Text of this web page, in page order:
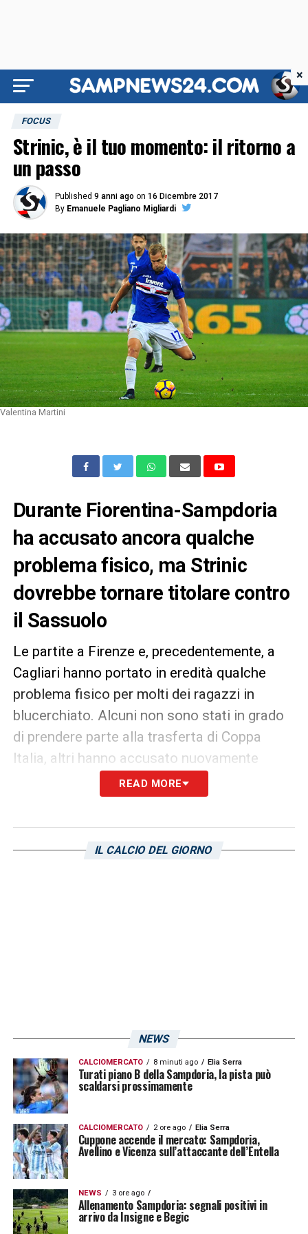
FOCUS
Strinic, è il tuo momento: il ritorno a
un passo
Published 9 anni ago on 16 Dicembre 2017
By Emanuele Pagliano Migliardi
Valentina Martini
Durante Fiorentina-Sampdoria
ha accusato ancora qualche
problema fisico, ma Strinic
dovrebbe tornare titolare contro
il Sassuolo
Le partite a Firenze e, precedentemente, a
Cagliari hanno portato in eredità qualche
problema fisico per molti dei ragazzi in
blucerchiato. Alcuni non sono stati in grado
di prendere parte alla trasferta di Coppa
Italia, altri hanno accusato nuovamente
qualche fastidio dopo i novanta minuti
giocati contro la Fiorentina. La situazione, ad
generale tentativo di recupero degli elementi
lamentato fastidio, costringendoGiampaolo
nel finale di partita, alla sostituzione.
Essendo appena rientrato da un infortunio si
temeva che le sue condizioni fossero
nuovamente peggiorate, con una
recrudescenza tale da non permettergli di
giocare la gara casalinga contro il
Sassuolo
Alla vigilia i timori si sono affievoliti, Strinic si
READ MORE
IL CALCIO DEL GIORNO
NEWS
CALCIOMERCATO 8 minuti ago Elia Serra
Turati piano B della Sampdoria, la pista può
scaldarsi prossimamente
CALCIOMERCATO 2 ore ago Elia Serra
Cuppone accende il mercato: Sampdoria,
Avellino e Vicenza sull’attaccante dell’Entella
NEWS 3 ore ago
Allenamento Sampdoria: segnali positivi in
arrivo da Insigne e Begic
×